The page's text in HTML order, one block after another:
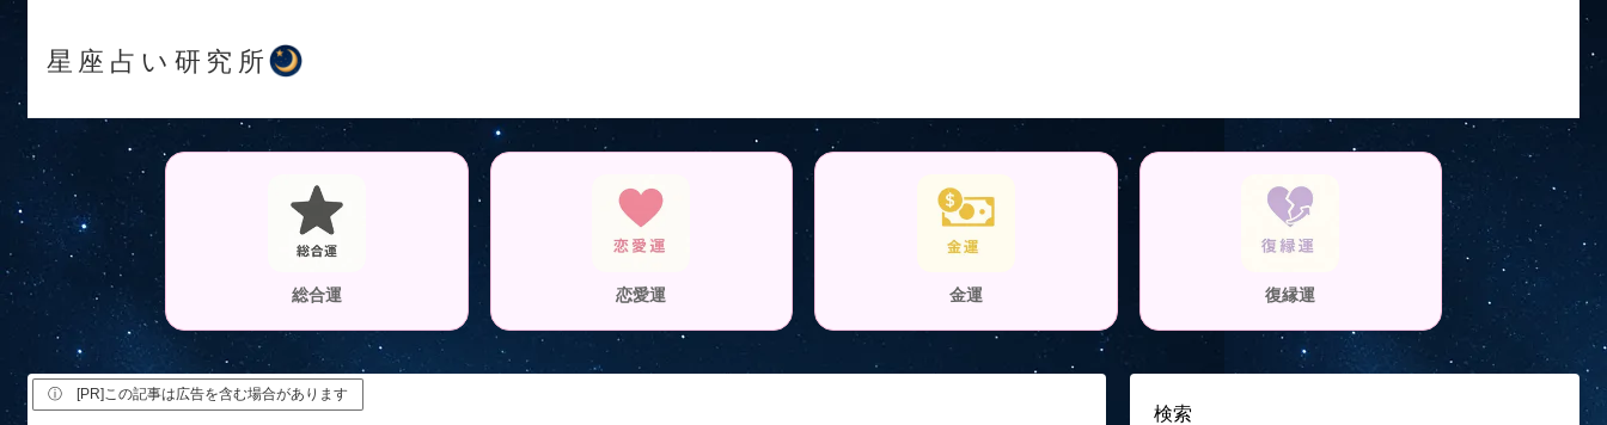
星座占い研究所
総合運 恋愛運 金運 復縁運
ⓘ [PR]この記事は広告を含む場合があります
検索